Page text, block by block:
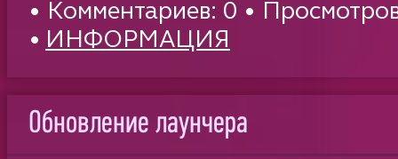
• Комментариев: 0 •
• ИНФОРМАЦИЯ
Обновление лаунчера